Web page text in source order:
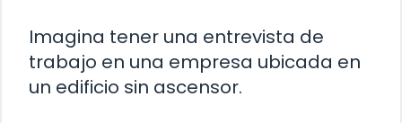
Imagina tener una entrevista de
trabajo en una empresa ubicada en
un edificio sin ascensor.